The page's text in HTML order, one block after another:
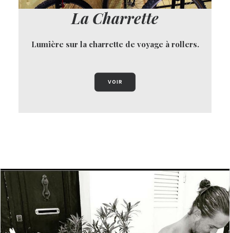
La Charrette
Lumière sur la charrette de voyage à rollers.
VOIR